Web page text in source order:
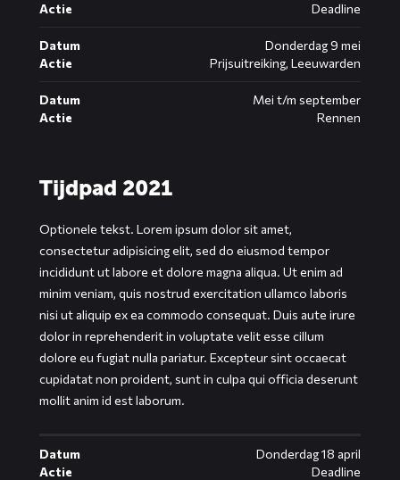
Actie
Deadline
Datum
Donderdag 9 mei
Actie
Prijsuitreiking, Leeuwarden
Datum
Mei t/m september
Actie
Rennen
Tijdpad 2021
Optionele tekst. Lorem ipsum dolor sit amet,
consectetur adipisicing elit, sed do eiusmod tempor
incididunt ut labore et dolore magna aliqua. Ut enim ad
minim veniam, quis nostrud exercitation ullamco laboris
nisi ut aliquip ex ea commodo consequat. Duis aute irure
dolor in reprehenderit in voluptate velit esse cillum
dolore eu fugiat nulla pariatur. Excepteur sint occaecat
cupidatat non proident, sunt in culpa qui officia deserunt
mollit anim id est laborum.
Datum
Donderdag 18 april
Actie
Deadline